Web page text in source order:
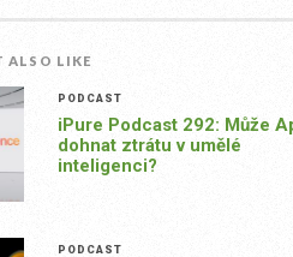
ALSO LIKE
PODCAST
iPure Podcast 292: Může
dohnat ztrátu v umělé
inteligenci?
PODCAST